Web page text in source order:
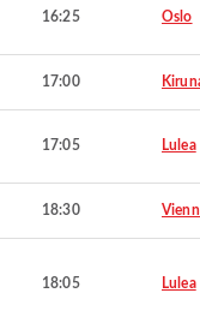
16:25 Oslo
17:00
17:05 Lulea
18:30
18:05 Lulea